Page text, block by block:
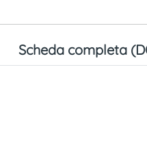
Scheda completa